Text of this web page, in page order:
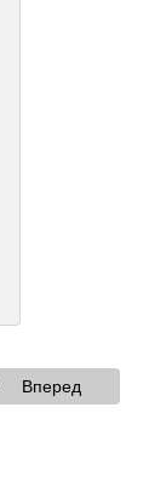
Вперед